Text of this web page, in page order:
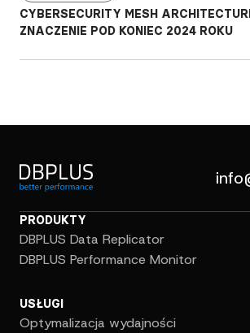
CYBERSECURITY MESH
ZNACZENIE POD KONIEC 2024 ROKU
PRODUKTY
DBPLUS Data Replicator
DBPLUS Performance Monitor
USŁUGI
Optymalizacja wydajności